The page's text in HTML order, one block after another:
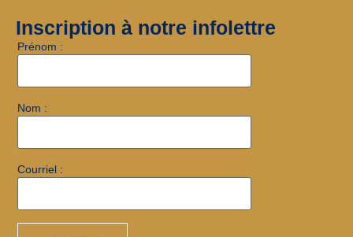
Inscription à notre infolettre
Prénom :
Nom :
Courriel :